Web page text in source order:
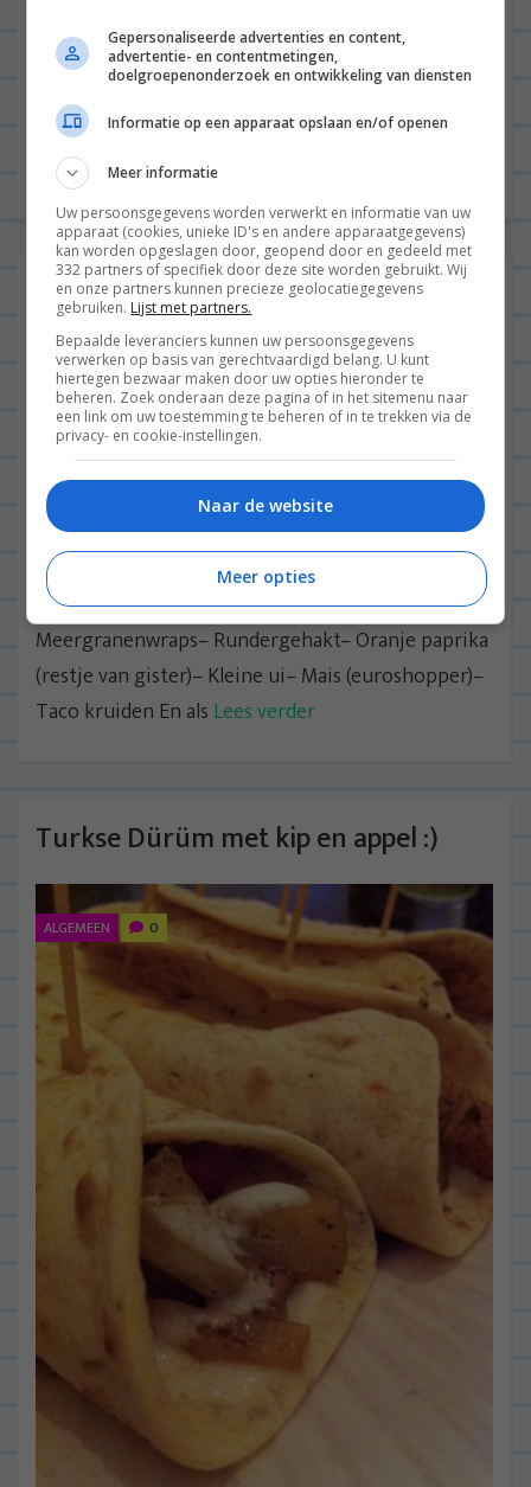
Hoi SORRY DAT IK ZO WEINIG POST. Ik heb ‘t zo
druk met allemaal leuke dingen steeds!!! Maargoed:)
Ik at van de week wraps haha dus...
Mexicaanse wraps!
ALGEMEEN 0
Vanavond at ik Mexicaanse wraps, met… –
Meergranenwraps– Rundergehakt– Oranje paprika
(restje van gister)– Kleine ui– Mais (euroshopper)–
Taco kruiden En als Lees verder
Turkse Dürüm met kip en appel :)
ALGEMEEN 0
Gepersonaliseerde advertenties en content,
advertentie- en contentmetingen,
doelgroepenonderzoek en ontwikkeling van diensten
Informatie op een apparaat opslaan en/of openen
Meer informatie
Uw persoonsgegevens worden verwerkt en informatie van uw
apparaat (cookies, unieke ID's en andere apparaatgegevens)
kan worden opgeslagen door, geopend door en gedeeld met
332 partners of specifiek door deze site worden gebruikt. Wij
en onze partners kunnen precieze geolocatiegegevens
gebruiken. Lijst met partners.
Bepaalde leveranciers kunnen uw persoonsgegevens
verwerken op basis van gerechtvaardigd belang. U kunt
hiertegen bezwaar maken door uw opties hieronder te
beheren. Zoek onderaan deze pagina of in het sitemenu naar
een link om uw toestemming te beheren of in te trekken via de
privacy- en cookie-instellingen.
Naar de website
Meer opties